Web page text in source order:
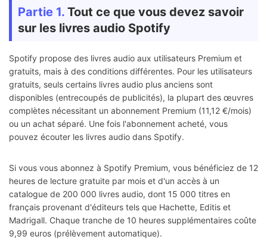
Partie 1. Tout ce que vous devez savoir
sur les livres audio Spotify
Spotify propose des livres audio aux utilisateurs Premium et
gratuits, mais à des conditions différentes. Pour les utilisateurs
gratuits, seuls certains livres audio plus anciens sont
disponibles (entrecoupés de publicités), la plupart des œuvres
complètes nécessitant un abonnement Premium (11,12 €/mois)
ou un achat séparé. Une fois l'abonnement acheté, vous
pouvez écouter les livres audio dans Spotify.
Si vous vous abonnez à Spotify Premium, vous bénéficiez de 12
heures de lecture gratuite par mois et d'un accès à un
catalogue de 200 000 livres audio, dont 15 000 titres en
français provenant d'éditeurs tels que Hachette, Editis et
Madrigall. Chaque tranche de 10 heures supplémentaires coûte
9,99 euros (prélèvement automatique).